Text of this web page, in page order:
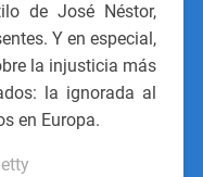
de José Néstor,
Y en especial,
la injusticia más
la ignorada al
en Europa.